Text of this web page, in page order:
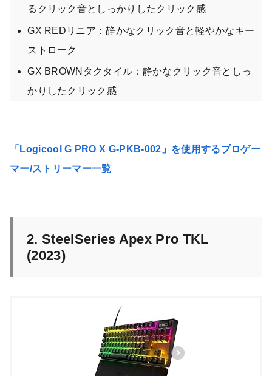
るクリック音としっかりしたクリック感
GX REDリニア：静かなクリック音と軽やかなキー
ストローク
GX BROWNタクタイル：静かなクリック音としっ
かりしたクリック感
「Logicool G PRO X G-PKB-002」を使用するプロゲー
マー/ストリーマー一覧
2. SteelSeries Apex Pro TKL
(2023)